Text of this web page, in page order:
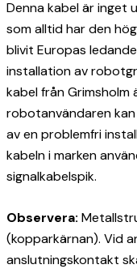
Denna kabel är inget
som alltid har den
blivit Europas
installation av
kabel från Grimsholm
robotanvändaren
av en problemfri
kabeln i marken
signalkabelspik.
Observera:
(kopparkärnan). Vid
anslutningskontakt